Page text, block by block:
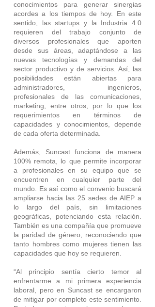
conocimientos para generar sinergias
acordes a los tiempos de hoy. En este
sentido, las startups y la Industria 4.0
requieren del trabajo conjunto de
diversos profesionales que aporten
desde sus áreas, adaptándose a las
nuevas tecnologías y demandas del
sector productivo y de servicios. Así, las
posibilidades están abiertas para
administradores, ingenieros,
profesionales de las comunicaciones,
marketing, entre otros, por lo que los
requerimientos en términos de
capacidades y conocimientos, depende
de cada oferta determinada.
Además, Suncast funciona de manera
100% remota, lo que permite incorporar
a profesionales en su equipo que se
encuentren en cualquier parte del
mundo. Es así como el convenio buscará
ampliarse hacia las 25 sedes de AIEP a
lo largo del país, sin limitaciones
geográficas, potenciando esta relación.
También es una compañía que promueve
la paridad de género, reconociendo que
tanto hombres como mujeres tienen las
capacidades que hoy se requieren.
“Al principio sentía cierto temor al
enfrentarme a mi primera experiencia
laboral, pero en Suncast se encargaron
de mitigar por completo este sentimiento.